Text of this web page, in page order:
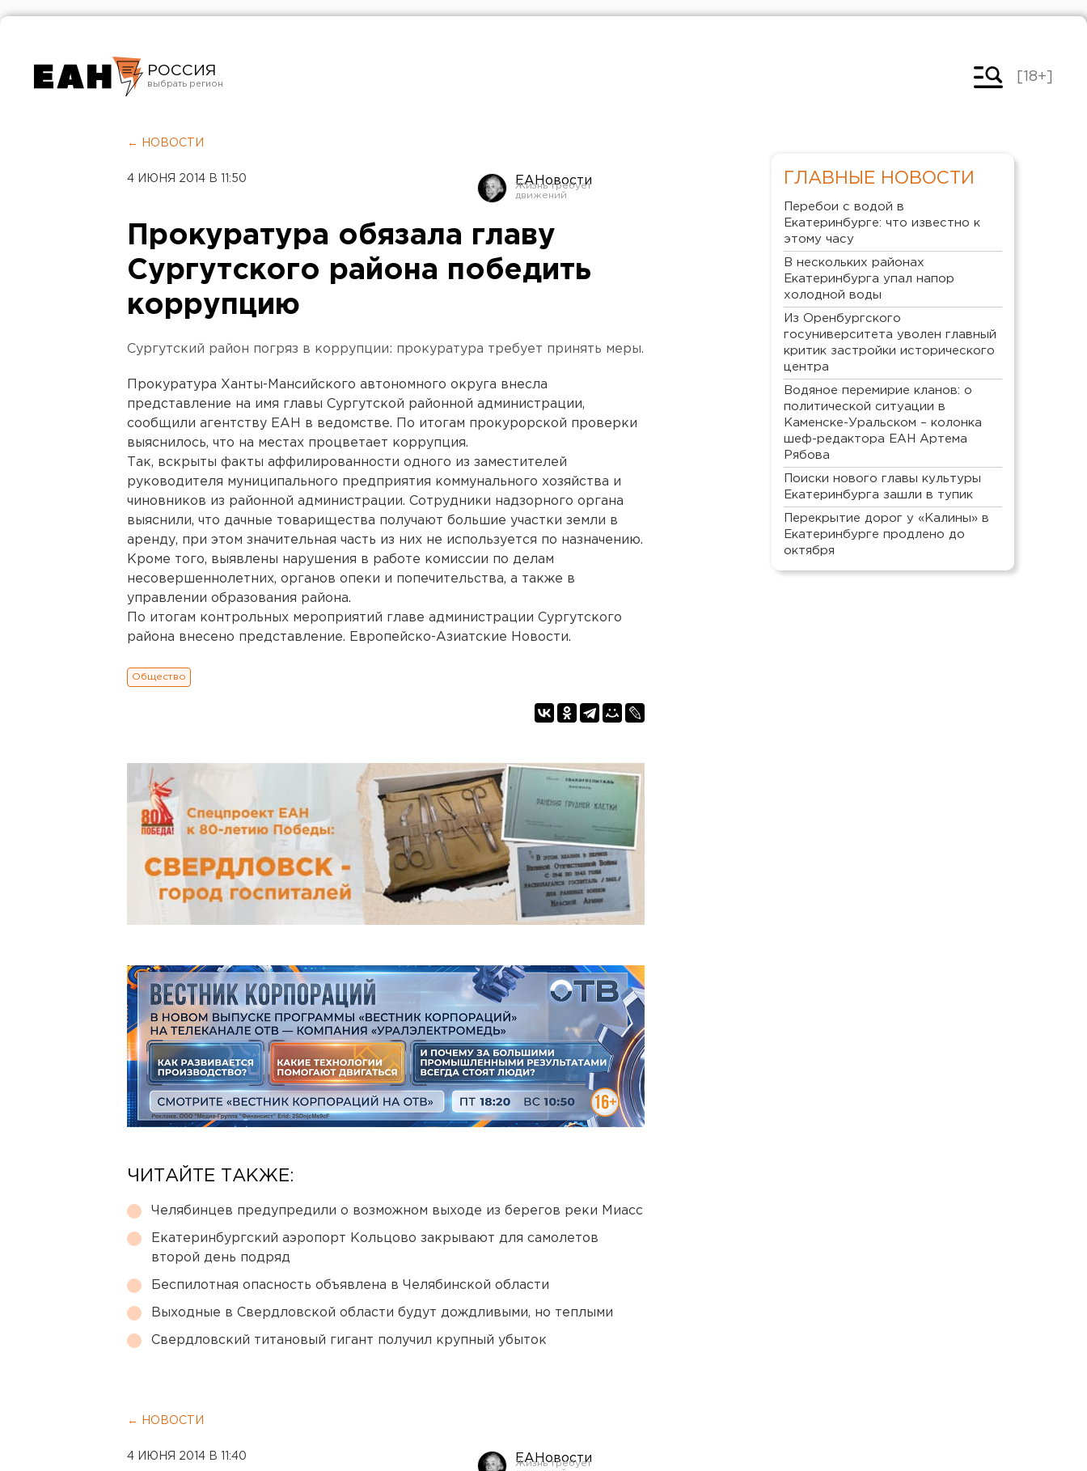
РОССИЯ
Челябинск
[18+]
← НОВОСТИ
4 ИЮНЯ 2014 В 11:50 ЕАНовости
Прокуратура обязала главу
Сургутского района победить
коррупцию
Сургутский район погряз в коррупции: прокуратура требует принять меры.
Прокуратура Ханты-Мансийского автономного округа внесла
представление на имя главы Сургутской районной администрации,
сообщили агентству ЕАН в ведомстве. По итогам прокурорской проверки
выяснилось, что на местах процветает коррупция.
Так, вскрыты факты аффилированности одного из заместителей
руководителя муниципального предприятия коммунального хозяйства и
чиновников из районной администрации. Сотрудники надзорного органа
выяснили, что дачные товарищества получают большие участки земли в
аренду, при этом значительная часть из них не используется по назначению.
Кроме того, выявлены нарушения в работе комиссии по делам
несовершеннолетних, органов опеки и попечительства, а также в
управлении образования района.
По итогам контрольных мероприятий главе администрации Сургутского
района внесено представление. Европейско-Азиатские Новости.
Общество
ЧИТАЙТЕ ТАКЖЕ:
Челябинцев предупредили о возможном выходе из берегов реки Миасс
Екатеринбургский аэропорт Кольцово закрывают для самолетов
второй день подряд
Беспилотная опасность объявлена в Челябинской области
Выходные в Свердловской области будут дождливыми, но теплыми
Свердловский титановый гигант получил крупный убыток
← НОВОСТИ
4 ИЮНЯ 2014 В 11:40 ЕАНовости
ГЛАВНЫЕ НОВОСТИ
Перебои с водой в
Екатеринбурге: что известно к
этому часу
В нескольких районах
Екатеринбурга упал напор
холодной воды
Из Оренбургского
госуниверситета уволен главный
критик застройки исторического
центра
Водяное перемирие кланов: о
политической ситуации в
Каменске-Уральском – колонка
шеф-редактора ЕАН Артема
Рябова
Поиски нового главы культуры
Екатеринбурга зашли в тупик
Перекрытие дорог у «Калины» в
Екатеринбурге продлено до
октября